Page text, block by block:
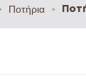
Ποτήρια >